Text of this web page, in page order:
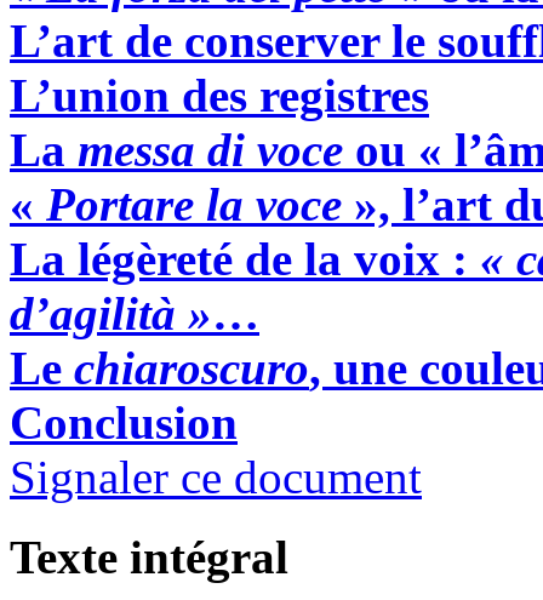
L’art de conserver le
L’union des registres
La messa di voce ou «
« Portare la voce », l’art
La légèreté de la voix : «
d’agilità »…
Le chiaroscuro, une
Conclusion
Signaler ce document
Texte intégral